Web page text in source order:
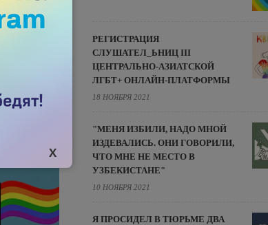
РЕГИСТРАЦИЯ
СЛУШАТЕЛ_ЬНИЦ III
ЦЕНТРАЛЬНО-АЗИАТСКОЙ
ЛГБТ+ ОНЛАЙН-ПЛАТФОРМЫ
18 НОЯБРЯ 2021
"МЕНЯ ИЗБИЛИ, НАДО МНОЙ
ИЗДЕВАЛИСЬ. ОНИ ГОВОРИЛИ,
ЧТО МНЕ НЕ МЕСТО В
УЗБЕКИСТАНЕ"
10 НОЯБРЯ 2021
Я ПРОСИДЕЛ В ТЮРЬМЕ ДВА